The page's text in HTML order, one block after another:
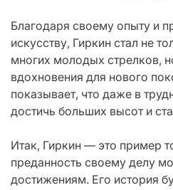
Благодаря своему опыту и
искусству, Гиркин стал не
многих молодых стрелков,
вдохновения для нового
показывает, что даже в
достичь больших высот и
Итак, Гиркин — это пример
преданность своему делу
достижениям. Его история